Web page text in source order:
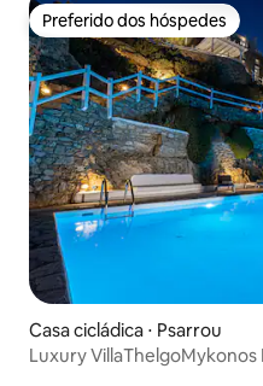
Preferido dos hóspedes
Preferido dos hóspedes
Casa cicládica ⋅ Psarrou
Luxury VillaThelgoMykonos